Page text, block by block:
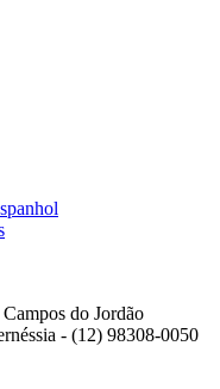
do Jordão
- (12) 98308-0050